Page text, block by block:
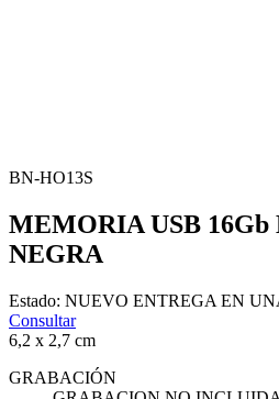
BN-HO13S
MEMORIA USB
NEGRA
Estado: NUEVO ENTREGA EN
Consultar
6,2 x 2,7 cm
GRABACIÓN